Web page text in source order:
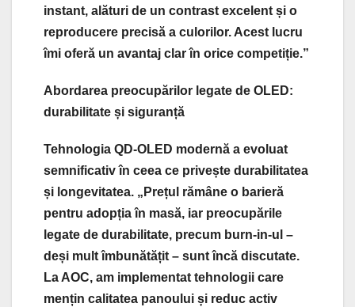
instant, alături de un contrast excelent și o
reproducere precisă a culorilor. Acest lucru
îmi oferă un avantaj clar în orice competiție.”
Abordarea preocupărilor legate de OLED:
durabilitate și siguranță
Tehnologia QD-OLED modernă a evoluat
semnificativ în ceea ce privește durabilitatea
și longevitatea. „Prețul rămâne o barieră
pentru adopția în masă, iar preocupările
legate de durabilitate, precum burn-in-ul –
deși mult îmbunătățit – sunt încă discutate.
La AOC, am implementat tehnologii care
mențin calitatea panoului și reduc activ